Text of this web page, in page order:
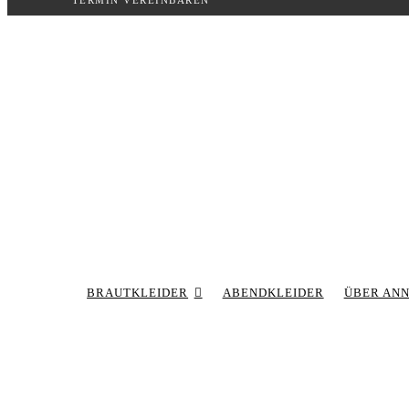
Inhalt
BRAUTKLEIDER ABENDKLEIDER ÜBER